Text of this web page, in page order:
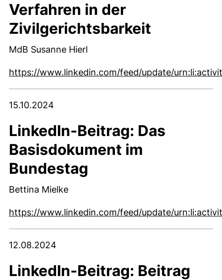
Verfahren in der
Zivilgerichtsbarkeit
MdB Susanne Hierl
https://www.linkedin.com/feed/update/
15.10.2024
LinkedIn-Beitrag: Das
Basisdokument im
Bundestag
Bettina Mielke
https://www.linkedin.com/feed/update/
12.08.2024
LinkedIn-Beitrag: Beitrag